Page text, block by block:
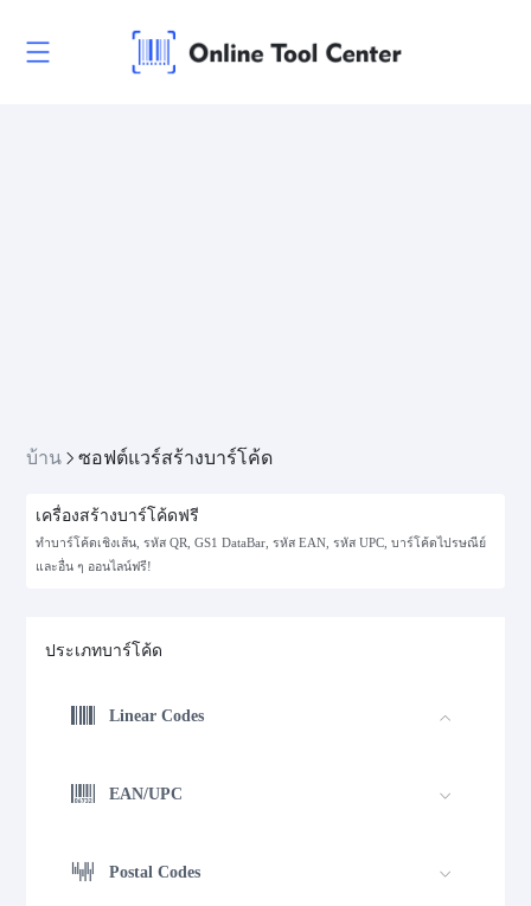
บ้าน ซอฟต์แวร์สร้างบาร์โค้ด
เครื่องสร้างบาร์โค้ดฟรี
ทำบาร์โค้ดเชิงเส้น, รหัส QR, GS1 DataBar, รหัส EAN, รหัส UPC, บาร์โค้ดไปรษณีย์
และอื่น ๆ ออนไลน์ฟรี!
ประเภทบาร์โค้ด
Linear Codes
EAN/UPC
Postal Codes